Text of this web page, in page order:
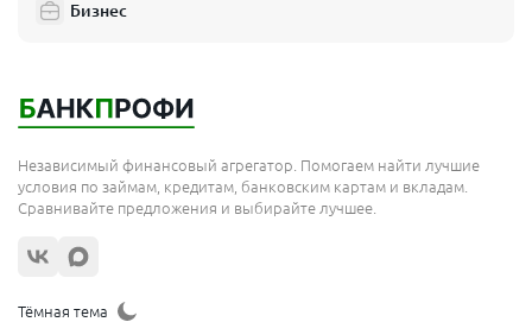
Подольск
Королёв
Сергиев Посад
Орехово-Зуево
Щёлково
Бизнес
Независимый финансовый агрегатор. Помогаем найти лучшие
условия по займам, кредитам, банковским картам и вкладам.
Сравнивайте предложения и выбирайте лучшее.
Тёмная тема